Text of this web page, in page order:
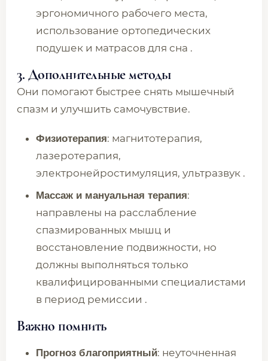
эргономичного рабочего места,
использование ортопедических
подушек и матрасов для сна .
3. Дополнительные методы
Они помогают быстрее снять мышечный
спазм и улучшить самочувствие.
Физиотерапия: магнитотерапия,
лазеротерапия,
электронейростимуляция, ультразвук .
Массаж и мануальная терапия:
направлены на расслабление
спазмированных мышц и
восстановление подвижности, но
должны выполняться только
квалифицированными специалистами
в период ремиссии .
Важно помнить
Прогноз благоприятный: неуточненная